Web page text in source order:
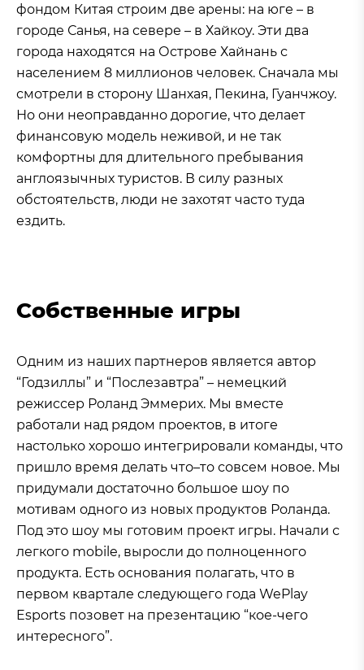
фондом Китая строим две арены: на юге – в
городе Санья, на севере – в Хайкоу. Эти два
города находятся на Острове Хайнань с
населением 8 миллионов человек. Сначала мы
смотрели в сторону Шанхая, Пекина, Гуанчжоу.
Но они неоправданно дорогие, что делает
финансовую модель неживой, и не так
комфортны для длительного пребывания
англоязычных туристов. В силу разных
обстоятельств, люди не захотят часто туда
ездить.
Собственные игры
Одним из наших партнеров является автор
“Годзиллы” и “Послезавтра” – немецкий
режиссер Роланд Эммерих. Мы вместе
работали над рядом проектов, в итоге
настолько хорошо интегрировали команды, что
пришло время делать что–то совсем новое. Мы
придумали достаточно большое шоу по
мотивам одного из новых продуктов Роланда.
Под это шоу мы готовим проект игры. Начали с
легкого mobile, выросли до полноценного
продукта. Есть основания полагать, что в
первом квартале следующего года WePlay
Esports позовет на презентацию “кое-чего
интересного”.